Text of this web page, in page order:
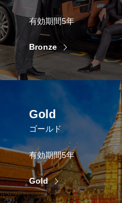
有効期間5年
Bronze
Gold
ゴールド
有効期間5年
Gold